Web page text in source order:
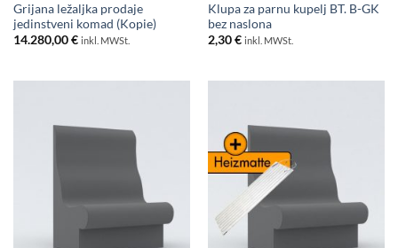
Grijana ležaljka prodaje
jedinstveni komad (Kopie)
14.280,00€ inkl. MWSt.
Klupa za parnu kupelj BT. B-GK
bez naslona
2,30€ inkl. MWSt.